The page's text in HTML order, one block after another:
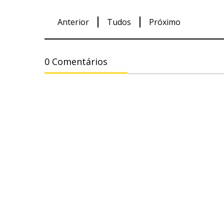
Anterior Tudos Próximo
0 Comentários